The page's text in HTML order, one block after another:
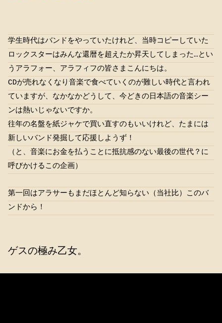
学生時代はバンドをやっていたけれど、当時コピーしていた
ロックスターはみんな還暦を超えたか昇天してしまった…とい
うアラフォー、アラフィフの皆さまこんにちは。
CDが売れなくなり音楽で食べていくのが難しい時代と言われ
ていますが、なかなかどうして、今どきの日本語の音楽シー
ンは熱いじゃないですか。
往年の名盤を紙ジャケで買い直すのもいいけれど、たまには
新しいバンド発掘して応援しようず！
（と、音楽にお金を払うことに抵抗感のない最後の世代？に
呼びかけるこの企画）
第一回はアラサーもまだほとんど知らない（当社比）このバ
ンドから！
ゲスの極み乙女。